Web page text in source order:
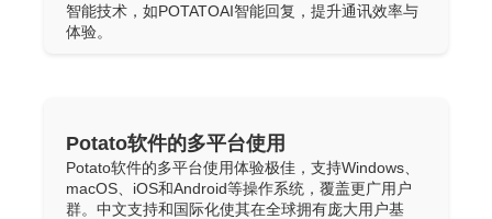
智能技术，如POTATOAI智能回复，提升通讯效率与
体验。
Potato软件的多平台使用
Potato软件的多平台使用体验极佳，支持Windows、
macOS、iOS和Android等操作系统，覆盖更广用户
群。中文支持和国际化使其在全球拥有庞大用户基